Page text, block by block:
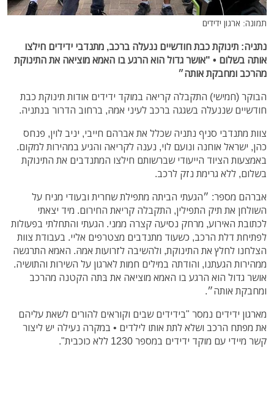
תמונה: ארגון ידידים
נתניה: תינוקת כבת חודשיים ננעלה ברכב, מתנדבי ידידים חילצו
אותה בשלום • "אושר גדול הוא הרגע בו האמא מוציאה את התינוקת
מהרכב ומחבקת אותה״
הבוקר (חמישי) התקבלה קריאה במוקד ידידים אודות תינוקת כבת
חודשיים שננעלה בשגגה ברכב לעיני אמהּ, ברחוב הדרור בנתניה.
צוות מתנדבי סניף נתניה שכלל את אברהם חייבי, יניב לוין, פנחס
כהן, ישראל אוחנה ונועם לוי, נענה לקריאה והגיע במהירות למקום.
באמצעות הציוד הייעודי שברשותם חילצו המתנדבים את התינוקת
בשלום, ללא גרימת נזק לרכב.
אברהם מספר: ״הגעתי הביתה מתפילת שחרית ובעודי מניח על
השולחן את תיק התפילין, התקבלה קריאת החירום. מיד יצאתי
לכתובת האירוע, מרחק נסיעה קצרה ממני. הגעתי והתחלתי בפעולות
לפתיחת דלת הרכב, כשעוד מתנדבים מצטרפים אליי. בעבודת צוות
הצלחנו לחלץ את התינוקת, ולהשיבה לזרועות אמהּ. האמא התרגשה
ממהירות הגעתנו, והודתה במילים חמות לארגון על השירות והתושיה.
אושר גדול הוא הרגע בו האמא מוציאה את בּתה הקטנה מהרכב
ומחבקת אותה״.
מארגון ידידים נמסר "בידידים שבים וקוראים להורים לשאת עליהם
את מפתח הרכב ושלא לתת אותו לילדים • במקרה נעילה יש ליצור
קשר מיידי עם מוקד ידידים במספר 1230 ללא כוכבית".